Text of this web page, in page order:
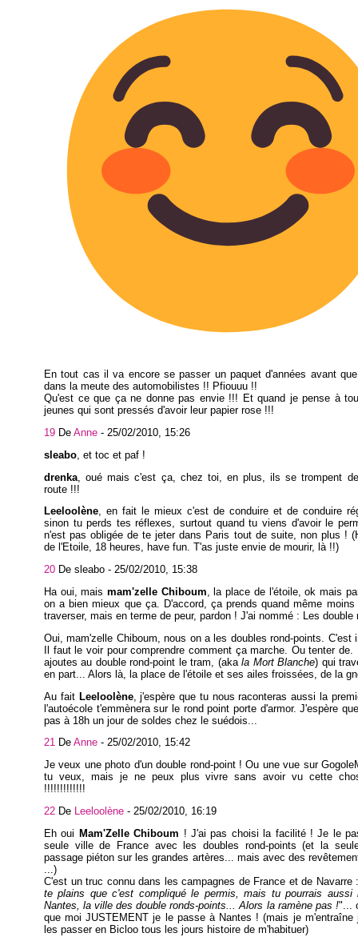
En tout cas il va encore se passer un paquet d'années avant
dans la meute des automobilistes !! Pfiouuu !!
Qu'est ce que ça ne donne pas envie !!! Et quand je pense à
jeunes qui sont pressés d'avoir leur papier rose !!!
19 De Anne - 25/02/2010, 15:26
sleabo , et toc et paf !
drenka , oué mais c'est ça, chez toi, en plus, ils se trompent
route !!!
Leeloolène, en fait le mieux c'est de conduire et de conduire
sinon tu perds tes réflexes, surtout quand tu viens d'avoir le
n'est pas obligée de te jeter dans Paris tout de suite, non plus !
de l'Etoile, 18 heures, have fun. T'as juste envie de mourir, là !!)
20 De sleabo - 25/02/2010, 15:38
Ha oui, maismam'zelle Chiboum , la place de l'étoile, ok mais
on a bien mieux que ça. D'accord, ça prends quand même
traverser, mais en terme de peur, pardon ! J'ai nommé : Les double
Oui, mam'zelle Chiboum, nous on a les doubles rond-points. C'est
Il faut le voir pour comprendre comment ça marche. Ou tenter de.
ajoutes au double rond-point le tram, (akala Mort Blanche) qui
en part... Alors là, la place de l'étoile et ses ailes froissées, de la
Au fait Leeloolène, j'espère que tu nous raconteras aussi la
l'autoécole t'emmènera sur le rond point porte d'armor. J'espère
pas à 18h un jour de soldes chez le suédois...
21 De Anne - 25/02/2010, 15:42
Je veux une photo d'un double rond-point ! Ou une vue sur
tu veux, mais je ne peux plus vivre sans avoir vu cette
!!!!!!!!!!!!!
22 De Leeloolène - 25/02/2010, 16:19
Eh oui Mam'Zelle Chiboum ! J'ai pas choisi la facilité ! Je le
seule ville de France avec les doubles rond-points (et la
passage piéton sur les grandes artères... mais avec des
...)
C'est un truc connu dans les campagnes de France et de
te plains que c'est compliqué le permis, mais tu pourrais aussi
Nantes, la ville des double ronds-points... Alors la ramène pas !"...
que moi JUSTEMENT je le passe à Nantes ! (mais je m'entraîne
les passer en Bicloo tous les jours histoire de m'habituer)